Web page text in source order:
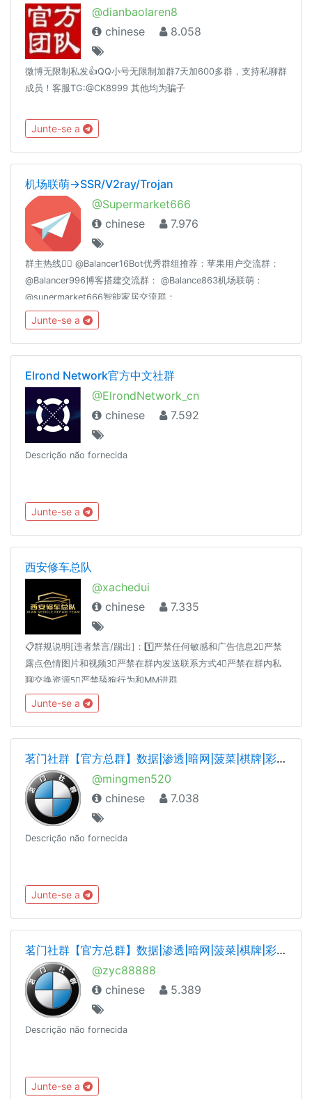
@dianbaolaren8
chinese
8.058
微博无限制私发👍QQ小号无限制加群7天加600多群，支持私聊群
成员！客服TG:@CK8999 其他均为骗子
Junte-se a
机场联萌→SSR/V2ray/Trojan
@Supermarket666
chinese
7.976
群主热线👉🏻 @Balancer16Bot优秀群组推荐：苹果用户交流群：
@Balancer996博客搭建交流群： @Balance863机场联萌：
@supermarket666智能家居交流群：
@homeassiant666MacOS/Hackintosh： @justice996Nas交流
群： @Nas699谷歌云|微软云|阿里云|亚马逊云|各种云☁️交流
群： @Server699分享沉淀： @theguideoftelegram
Junte-se a
Elrond Network官方中文社群
@ElrondNetwork_cn
chinese
7.592
Descrição não fornecida
Junte-se a
西安修车总队
@xachedui
chinese
7.335
📋群规说明[违者禁言/踢出]：1️⃣严禁任何敏感和广告信息2⃣严禁
露点色情图片和视频3⃣严禁在群内发送联系方式4⃣严禁在群内私
聊交换资源5⃣严禁舔狗行为和MM进群
Junte-se a
茗门社群【官方总群】数据|渗透|暗网|菠菜|棋牌|彩票|股民|网贷|微信|支付宝|脱库|身份证|引流|SEO|黑帽|担保|营销交流群
@mingmen520
chinese
7.038
Descrição não fornecida
Junte-se a
茗门社群【官方总群】数据|渗透|暗网|菠菜|棋牌|彩票|股民|网贷|微信|支付宝|脱库|身份证|引流|SEO|黑帽|担保|营销交流群
@zyc88888
chinese
5.389
Descrição não fornecida
Junte-se a